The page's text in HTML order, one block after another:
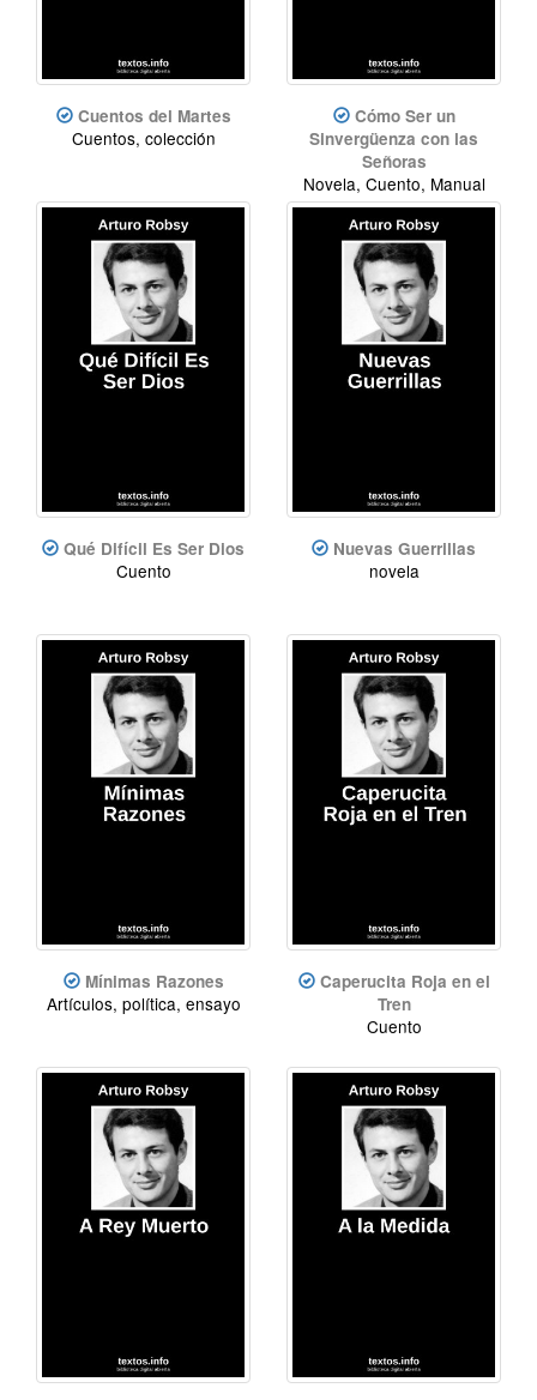
Cuentos del Martes
Cuentos, colección
Cómo Ser un
Sinvergüenza con las
Señoras
Novela, Cuento, Manual
Qué Difícil Es Ser Dios
Cuento
Nuevas Guerrillas
novela
Mínimas Razones
Artículos, política, ensayo
Caperucita Roja en el
Tren
Cuento